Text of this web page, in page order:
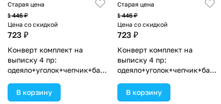
Старая цена
1 446 ₽
Цена со скидкой
723 ₽
Конверт комплект на
выписку 4 пр:
одеяло+уголок+чепчик+бант
ассортименте.
В корзину
Старая цена
1 446 ₽
Цена со скидкой
723 ₽
Конверт комплект на
выписку 4 пр:
одеяло+уголок+чепчик+бант
ассортименте.
В корзину